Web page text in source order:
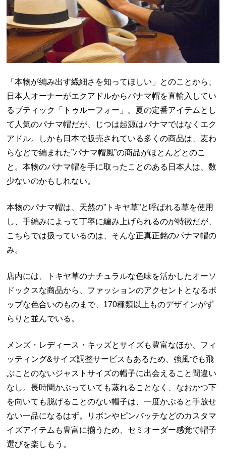
「本物が編み出す繊細さを知ってほしい」とのことから、
日本人オーナーがエクアドルからパナマ帽を直輸入してい
るブティック「トゥルーフォー」。夏の定番アイテムとし
て人気のパナマ帽だが、じつは起源はパナマではなくエク
アドル。しかも日本で販売されている多くの商品は、麦わ
らなどで編まれた”パナマ帽風”の商品がほとんどとのこ
と。本物のパナマ帽を手に取ったことのある日本人は、数
少ないのかもしれない。
本物のパナマ帽は、天然の”トキヤ草”と呼ばれる草を使用
し、手編みによって丁寧に編み上げられるのが特徴だが、
こちらでは扱っているのは、そんな正真正銘のパナマ帽の
み。
店内には、トキヤ草のナチュラルな色味を活かしたオーソ
ドックスな商品から、ファッションのアクセントとなるポ
ップな色合いのものまで、 170種類以上ものデザインがず
らりと並んでいる。
メンズ・レディース・キッズとサイズも豊富なほか、フィ
ッティング&サイズ調整サービスもあるため、強風でも飛
ぶことのないジャストサイズの帽子に出会えること間違い
なし。長時間かぶっていても蒸れることなく、なおかつ下
を向いても脱げることのない帽子は、一度かぶると手放せ
ない一品になるはず。リボンやピンバッチなどのカスタマ
イズアイテムも豊富に揃うため、セミオーダー感覚で帽子
選びを楽しもう。